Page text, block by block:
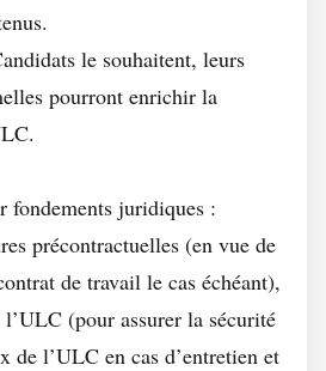
le souhaitent, leurs
pourront enrichir la
fondements juridiques :
précontractuelles (en vue de
de travail le cas échéant),
(pour assurer la sécurité
de l’ULC en cas d’entretien et